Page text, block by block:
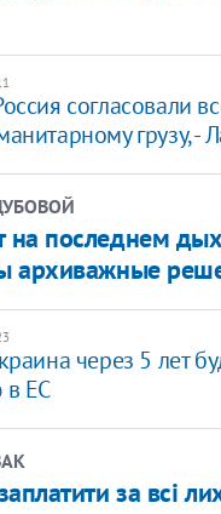
согласовали
грузу, -
на последнем
архиважные
через 5 лет
в ЕС
за всі